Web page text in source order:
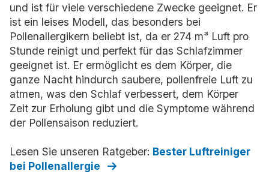
und ist für viele verschiedene Zwecke geeignet. Er
ist ein leises Modell, das besonders bei
Pollenallergikern beliebt ist, da er 274 m³ Luft pro
Stunde reinigt und perfekt für das Schlafzimmer
geeignet ist. Er ermöglicht es dem Körper, die
ganze Nacht hindurch saubere, pollenfreie Luft zu
atmen, was den Schlaf verbessert, dem Körper
Zeit zur Erholung gibt und die Symptome während
der Pollensaison reduziert.
Lesen Sie unseren Ratgeber: Bester Luftreiniger
bei Pollenallergie